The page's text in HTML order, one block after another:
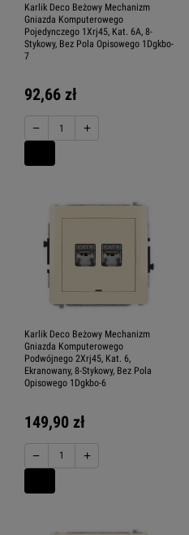
Karlik Deco Beżowy Mechanizm
Gniazda Komputerowego
Pojedynczego 1Xrj45, Kat. 6A, 8-
Stykowy, Bez Pola Opisowego 1Dgkbo-
7
92,66 zł
− +
Karlik Deco Beżowy Mechanizm
Gniazda Komputerowego
Podwójnego 2Xrj45, Kat. 6,
Ekranowany, 8-Stykowy, Bez Pola
Opisowego 1Dgkbo-6
149,90 zł
− +